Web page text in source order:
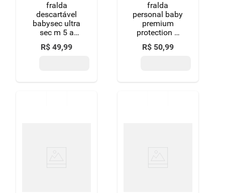
fralda
descartável
babysec ultra
sec m 5 a
9,5kg
megapacote
R$ 49,99
fralda
personal baby
premium
protection g
30 unidades
R$ 50,99